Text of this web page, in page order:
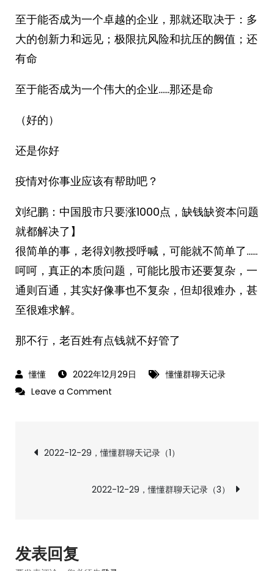
至于能否成为一个卓越的企业，那就还取决于：多
大的创新力和远见；极限抗风险和抗压的阙值；还
有命
至于能否成为一个伟大的企业……那还是命
（好的）
还是你好
疫情对你事业应该有帮助吧？
刘纪鹏：中国股市只要涨1000点，缺钱缺资本问题
就都解决了】
很简单的事，老得刘教授呼喊，可能就不简单了……
呵呵，真正的本质问题，可能比股市还要复杂，一
通则百通，其实好像事也不复杂，但却很难办，甚
至很难求解。
那不行，老百姓有点钱就不好管了
2022年12月29日
懂懂群聊天记录
Leave a Comment
懂
群
文
航
2022-12-29，懂懂群聊天记录（1）
2022-12-29，懂懂群聊天记录（3）
发表回复